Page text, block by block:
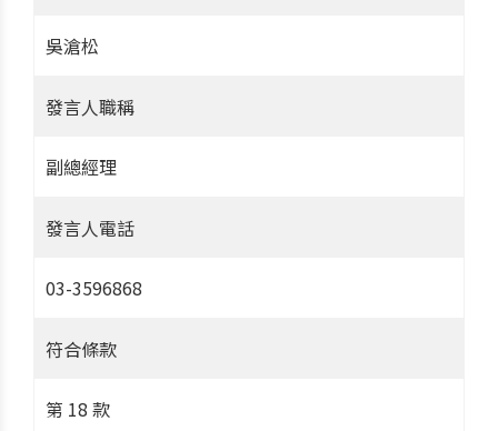
吳滄松
發言人職稱
副總經理
發言人電話
03-3596868
符合條款
第 18 款